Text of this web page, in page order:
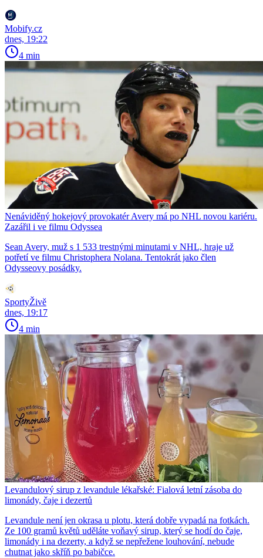
Mobify.cz
dnes, 19:22
4 min
Nenáviděný hokejový provokatér Avery má po NHL novou kariéru.
Zazářil i ve filmu Odyssea
Sean Avery, muž s 1 533 trestnými minutami v NHL, hraje už
potřetí ve filmu Christophera Nolana. Tentokrát jako člen
Odysseovy posádky.
SportyŽivě
dnes, 19:17
4 min
Levandulový sirup z levandule lékařské: Fialová letní zásoba do
limonády, čaje i dezertů
Levandule není jen okrasa u plotu, která dobře vypadá na fotkách.
Ze 100 gramů květů uděláte voňavý sirup, který se hodí do čaje,
limonády i na dezerty, a když se nepřežene louhování, nebude
chutnat jako skříň po babičce.